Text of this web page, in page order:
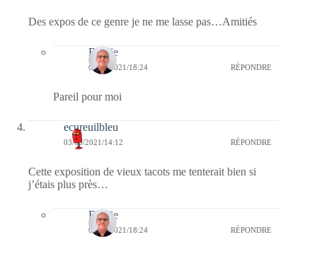
Des expos de ce genre je ne me lasse pas…Amitiés
Bernie
07/09/2021/18:24 RÉPONDRE
Pareil pour moi
ecureuilbleu
03/09/2021/14:12 RÉPONDRE
Cette exposition de vieux tacots me tenterait bien si
j’étais plus près…
Bernie
07/09/2021/18:24 RÉPONDRE